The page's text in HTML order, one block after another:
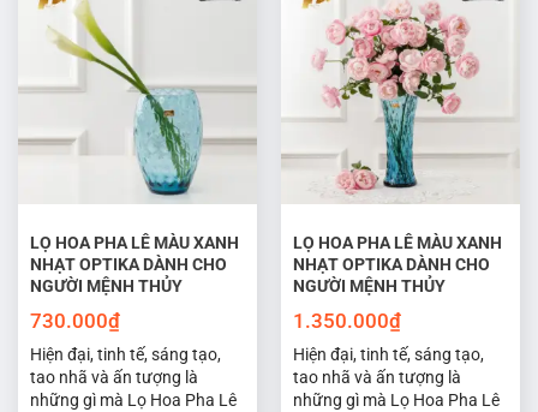
có
nhiều
thể.
tùy
được
chọn
trên
trang
phẩm
có
nhiều
biến
Các
chọn
được
chọn
trên
trang
phẩm
LỌ HOA PHA LÊ MÀU XANH
NHẠT OPTIKA DÀNH CHO
NGƯỜI MỆNH THỦY
730.000₫
Hiện đại, tinh tế, sáng tạo,
tao nhã và ấn tượng là
những gì mà Lọ Hoa Pha Lê
LỌ HOA PHA LÊ MÀU XANH
NHẠT OPTIKA DÀNH CHO
NGƯỜI MỆNH THỦY
1.350.000₫
Hiện đại, tinh tế, sáng tạo,
tao nhã và ấn tượng là
những gì mà Lọ Hoa Pha Lê